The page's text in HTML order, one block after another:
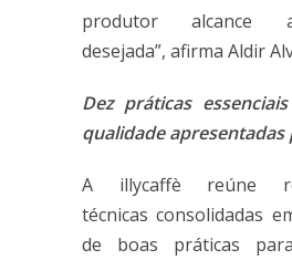
produtor alcance
desejada”, afirma Aldir
Dez práticas
qualidade
A illycaffè reúne
técnicas consolidadas
de boas práticas